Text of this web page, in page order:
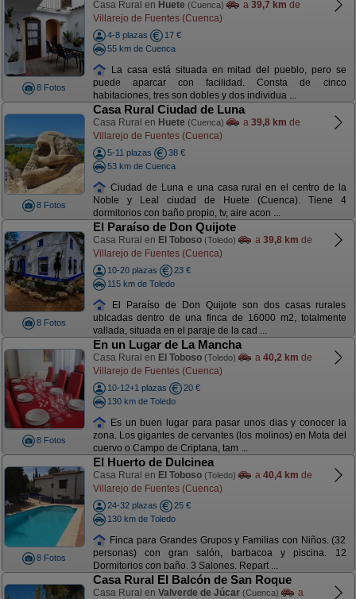
8 Fotos
Casa Rural en Huete (Cuenca) a 39,7 km de
Villarejo de Fuentes (Cuenca)
4-8 plazas
17 €
55 km de Cuenca
La casa está situada en mitad del pueblo, pero se
puede aparcar con facilidad. Consta de cinco
habitaciones, tres son dobles y dos individua ...
8 Fotos
Casa Rural Ciudad de Luna
Casa Rural en Huete (Cuenca) a 39,8 km de
Villarejo de Fuentes (Cuenca)
5-11 plazas
38 €
53 km de Cuenca
Ciudad de Luna e una casa rural en el centro de la
Noble y Leal ciudad de Huete (Cuenca). Tiene 4
dormitorios con baño propio, tv, aire acon ...
8 Fotos
El Paraíso de Don Quijote
Casa Rural en El Toboso (Toledo) a 39,8 km de
Villarejo de Fuentes (Cuenca)
10-20 plazas
23 €
115 km de Toledo
El Paraíso de Don Quijote son dos casas rurales
ubicadas dentro de una finca de 16000 m2, totalmente
vallada, situada en el paraje de la cad ...
8 Fotos
En un Lugar de La Mancha
Casa Rural en El Toboso (Toledo) a 40,2 km de
Villarejo de Fuentes (Cuenca)
10-12+1 plazas
20 €
130 km de Toledo
Es un buen lugar para pasar unos dias y conocer la
zona. Los gigantes de cervantes (los molinos) en Mota del
cuervo o Campo de Criptana, tam ...
8 Fotos
El Huerto de Dulcinea
Casa Rural en El Toboso (Toledo) a 40,4 km de
Villarejo de Fuentes (Cuenca)
24-32 plazas
25 €
130 km de Toledo
Finca para Grandes Grupos y Familias con Niños. (32
personas) con gran salón, barbacoa y piscina. 12
Dormitorios con baño. 3 Salones. Repart ...
Casa Rural El Balcón de San Roque
Casa Rural en Valverde de Júcar (Cuenca)
a